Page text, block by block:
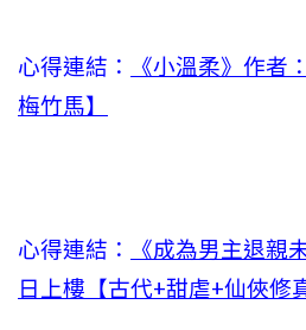
心得連結：
《小溫柔》作者
梅竹馬】
心得連結：
《成為男主退親
日上樓【古代+甜虐+仙俠修